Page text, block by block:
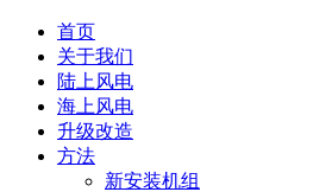
首页
关于我们
陆上风电
海上风电
升级改造
方法
新安装机组